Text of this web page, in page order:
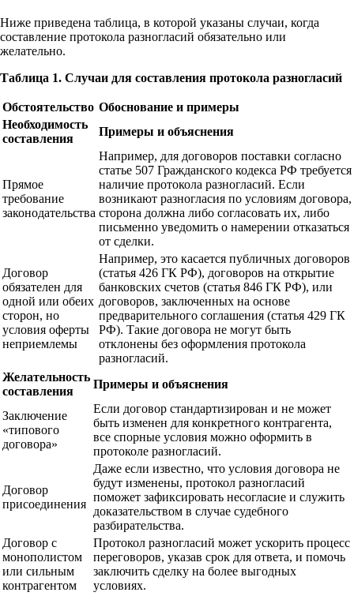
Ниже приведена таблица, в которой указаны случаи, когда
составление протокола разногласий обязательно или
желательно.
Таблица 1. Случаи для составления протокола разногласий
Обстоятельство Обоснование и примеры
Необходимость
составления
Примеры и объяснения
Прямое
требование
законодательства
Например, для договоров поставки согласно
статье 507 Гражданского кодекса РФ требуется
наличие протокола разногласий. Если
возникают разногласия по условиям договора,
сторона должна либо согласовать их, либо
письменно уведомить о намерении отказаться
от сделки.
Договор
обязателен для
одной или обеих
сторон, но
условия оферты
неприемлемы
Например, это касается публичных договоров
(статья 426 ГК РФ), договоров на открытие
банковских счетов (статья 846 ГК РФ), или
договоров, заключенных на основе
предварительного соглашения (статья 429 ГК
РФ). Такие договора не могут быть
отклонены без оформления протокола
разногласий.
Желательность
составления
Примеры и объяснения
Заключение
«типового
договора»
Если договор стандартизирован и не может
быть изменен для конкретного контрагента,
все спорные условия можно оформить в
протоколе разногласий.
Договор
присоединения
Даже если известно, что условия договора не
будут изменены, протокол разногласий
поможет зафиксировать несогласие и служить
доказательством в случае судебного
разбирательства.
Договор с
монополистом
или сильным
контрагентом
Протокол разногласий может ускорить процесс
переговоров, указав срок для ответа, и помочь
заключить сделку на более выгодных
условиях.